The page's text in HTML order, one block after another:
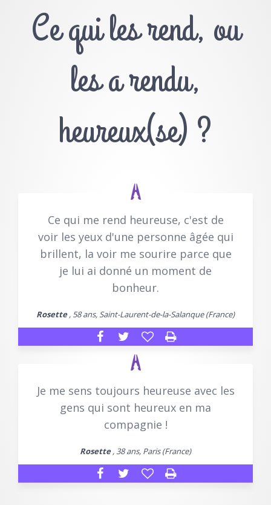
Ce qui les rend, ou
les a rendu,
heureux(se) ?
Ce qui me rend heureuse, c'est de
voir les yeux d'une personne âgée qui
brillent, la voir me sourire parce que
je lui ai donné un moment de
bonheur.
Rosette, 58 ans, Saint-Laurent-de-la-Salanque (France)
Je me sens toujours heureuse avec les
gens qui sont heureux en ma
compagnie !
Rosette, 38 ans, Paris (France)